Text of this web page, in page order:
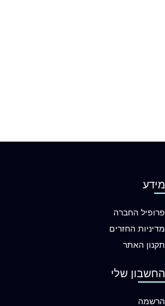
מידע
פרופיל החברה
מדיניות החזרים
תקנון האתר
החשבון שלי
הרשמה